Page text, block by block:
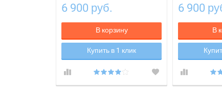
6 900 руб.
В корзину
Купить в 1 клик
6 900
В